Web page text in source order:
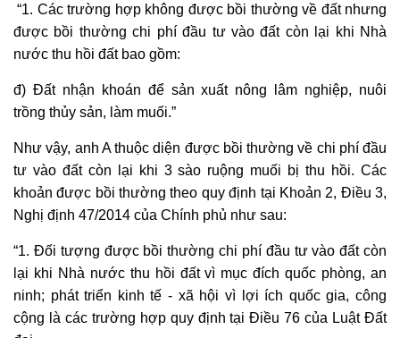
“1. Các trường hợp không được bồi thường về đất nhưng
được bồi thườngchi phí đầu tư vào đất còn lại khi Nhà
nước thu hồi đấtbao gồm:
đ) Đất nhận khoán để sản xuất nông lâm nghiệp, nuôi
trồng thủy sản, làm muối.”
Như vậy, anh A thuộc diện được bồi thường về chi phí đầu
tư vào đất còn lại khi 3 sào ruộng muối bị thu hồi. Các
khoản được bồi thường theo quy định tại Khoản 2, Điều 3,
Nghị định 47/2014 của Chính phủ như sau:
“1. Đối tượng được bồi thường chi phí đầu tư vào đất còn
lại khi Nhà nước thu hồi đấtvì mục đích quốc phòng, an
ninh; phát triển kinh tế - xã hội vì lợi ích quốc gia, công
cộng là các trường hợp quy định tại Điều 76 của Luật Đất